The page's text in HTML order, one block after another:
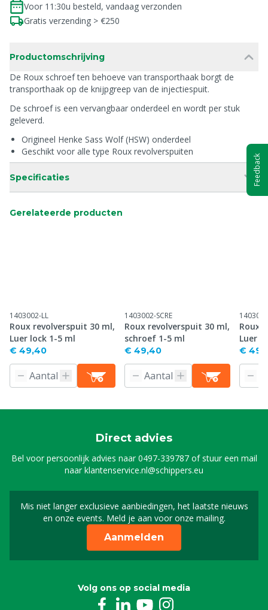
Voor 11:30u besteld, vandaag verzonden
Gratis verzending > €250
Productomschrijving
De Roux schroef ten behoeve van transporthaak borgt de
transporthaak op de knijpgreep van de injectiespuit.
De schroef is een vervangbaar onderdeel en wordt per stuk
geleverd.
Origineel Henke Sass Wolf (HSW) onderdeel
Geschikt voor alle type Roux revolverspuiten
Specificaties
Gerelateerde producten
1403002-LL
Roux revolverspuit 30 ml,
Luer lock 1-5 ml
€ 49,40
1403002-SCRE
Roux revolverspuit 30 ml,
schroef 1-5 ml
€ 49,40
Roux
Luer
€
Direct advies
Bel voor persoonlijk advies naar0497-339787of stuur een mail
naarklantenservice.nl@schippers.eu
Mis niet langer exclusieve aanbiedingen, het laatste nieuws
en onze events. Meld je aan voor onze mailing.
Schrijf je in voor onze
Aanmelden
Volg ons op social media
Feedback